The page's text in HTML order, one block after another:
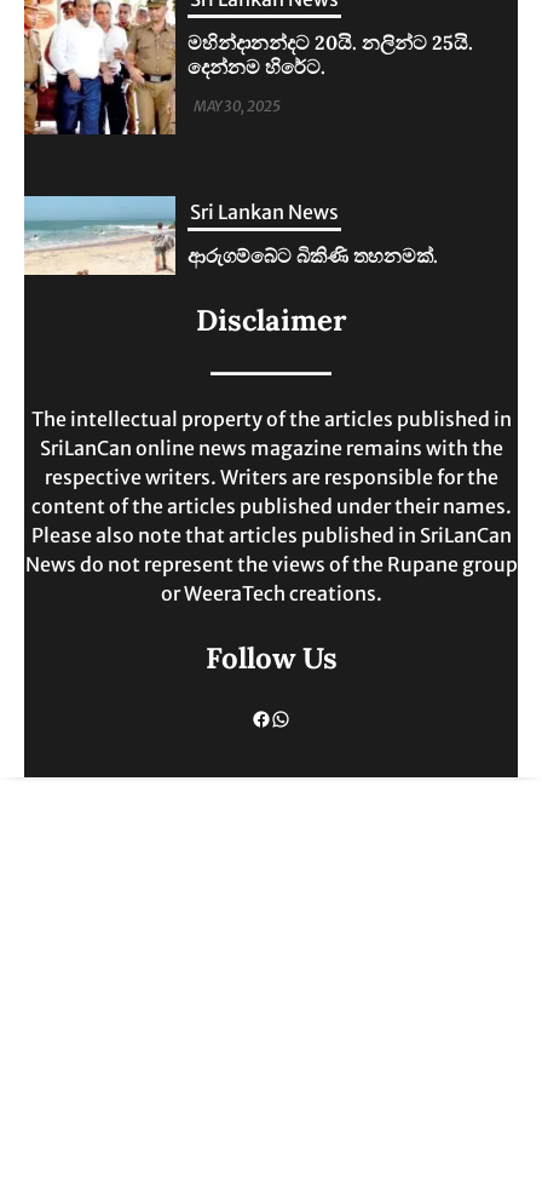
Sri Lankan News
ආරුගම්බේට බිකිණි තහනමක්.
Sri Lankan News
ඉහළට.
Disclaimer
The intellectual property of the articles published in
SriLanCan online news magazine remains with the
respective writers. Writers are responsible for the
content of the articles published under their names.
Please also note that articles published in SriLanCan
News do not represent the views of the Rupane group
or WeeraTech creations.
Follow Us
Facebook
WhatsApp